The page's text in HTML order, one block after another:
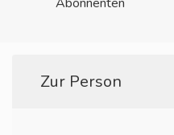
Zur Person